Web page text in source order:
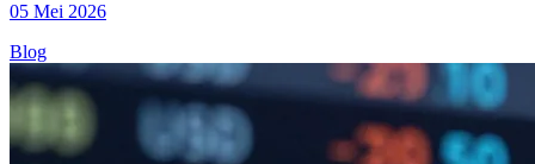
05 Mei 2026
Blog